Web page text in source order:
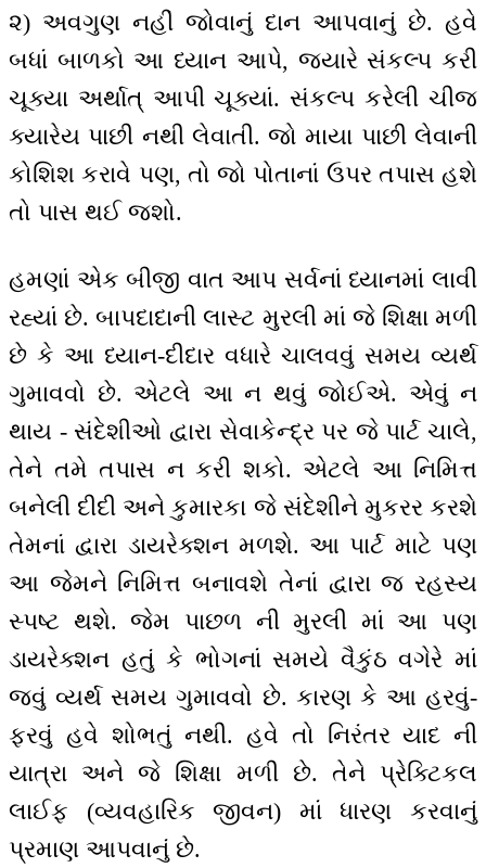
૨) અવગુણ નહીં જોવાનું દાન આપવાનું છે. હવે
બધાં બાળકો આ ધ્યાન આપે, જ્યારે સંકલ્પ કરી
ચૂક્યા અર્થાત્ આપી ચૂક્યાં. સંકલ્પ કરેલી ચીજ
ક્યારેય પાછી નથી લેવાતી. જો માયા પાછી લેવાની
કોશિશ કરાવે પણ, તો જો પોતાનાં ઉપર તપાસ હશે
તો પાસ થઈ જશો.
હમણાં એક બીજી વાત આપ સર્વનાં ધ્યાનમાં લાવી
રહ્યાં છે. બાપદાદાની લાસ્ટ મુરલી માં જે શિક્ષા મળી
છે કે આ ધ્યાન-દીદાર વધારે ચાલવવું સમય વ્યર્થ
ગુમાવવો છે. એટલે આ ન થવું જોઈએ. એવું ન
થાય - સંદેશીઓ દ્વારા સેવાકેન્દ્ર પર જે પાર્ટ ચાલે,
તેને તમે તપાસ ન કરી શકો. એટલે આ નિમિત્ત
બનેલી દીદી અને કુમારકા જે સંદેશીને મુકરર કરશે
તેમનાં દ્વારા ડાયરેક્શન મળશે. આ પાર્ટ માટે પણ
આ જેમને નિમિત્ત બનાવશે તેનાં દ્વારા જ રહસ્ય
સ્પષ્ટ થશે. જેમ પાછળ ની મુરલી માં આ પણ
ડાયરેક્શન હતું કે ભોગનાં સમયે વૈકુંઠ વગેરે માં
જવું વ્યર્થ સમય ગુમાવવો છે. કારણ કે આ હરવું-
ફરવું હવે શોભતું નથી. હવે તો નિરંતર યાદ ની
યાત્રા અને જે શિક્ષા મળી છે. તેને પ્રેક્ટિકલ
લાઈફ (વ્યવહારિક જીવન) માં ધારણ કરવાનું
પ્રમાણ આપવાનું છે.